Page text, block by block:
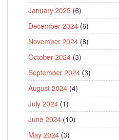
January 2025 (6)
December 2024 (6)
November 2024 (8)
October 2024 (3)
September 2024 (3)
August 2024 (4)
July 2024 (1)
June 2024 (10)
May 2024 (3)